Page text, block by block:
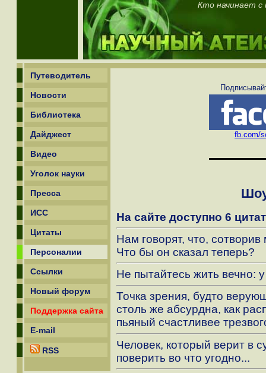
Кто начинает
Путеводитель
Новости
Библиотека
Дайджест
Видео
Уголок науки
Пресса
ИСС
Цитаты
Персоналии
Ссылки
Новый форум
Поддержка сайта
E-mail
RSS
fb.com/
На сайте доступно 6
Нам говорят, что,
Что бы он сказал теперь?
Не пытайтесь жить вечно:
Точка зрения, будто
столь же абсурдна, как
пьяный счастливее
Человек, который верит в
поверить во что угодно...